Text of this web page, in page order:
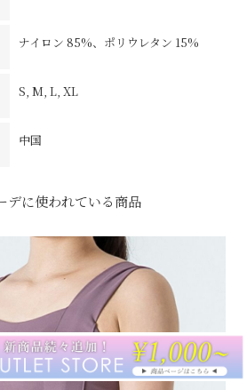
ナイロン 85%、ポリウレタン 15%
S, M, L, XL
中国
デに使われている商品